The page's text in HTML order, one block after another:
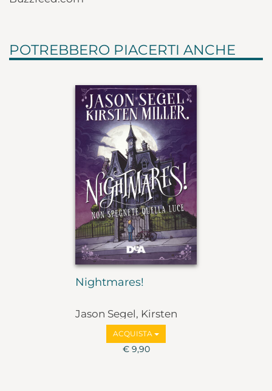
POTREBBERO PIACERTI ANCHE
Nightmares!
Jason Segel, Kirsten
ACQUISTA
€ 9,90